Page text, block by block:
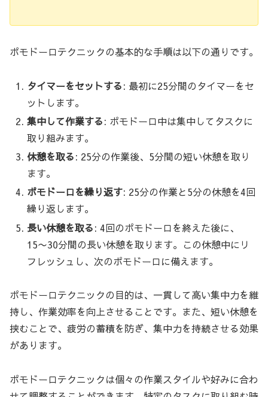
ポモドーロテクニックの基本的な手順は以下の通りです。
タイマーをセットする: 最初に25分間のタイマーをセ
ットします。
集中して作業する: ポモドーロ中は集中してタスクに
取り組みます。
休憩を取る: 25分の作業後、5分間の短い休憩を取り
ます。
ポモドーロを繰り返す: 25分の作業と5分の休憩を4回
繰り返します。
長い休憩を取る: 4回のポモドーロを終えた後に、
15〜30分間の長い休憩を取ります。この休憩中にリ
フレッシュし、次のポモドーロに備えます。
ポモドーロテクニックの目的は、一貫して高い集中力を維
持し、作業効率を向上させることです。また、短い休憩を
挟むことで、疲労の蓄積を防ぎ、集中力を持続させる効果
があります。
ポモドーロテクニックは個々の作業スタイルや好みに合わ